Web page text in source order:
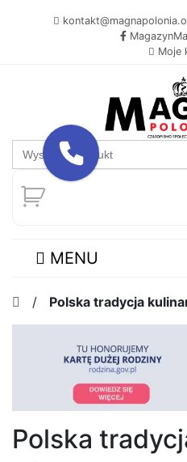
Moje
Search
for:
MENU
/ Polska tradycja
Polska